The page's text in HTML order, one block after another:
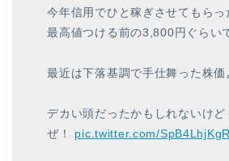
今年信用でひと稼ぎさせてもらっ
最高値つける前の3,800円ぐらい
最近は下落基調で手仕舞った株価
デカい頭だったかもしれないけど
ぜ！ pic.twitter.com/SpB4LhjKgR